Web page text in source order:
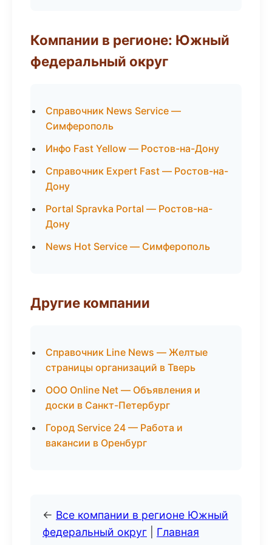
Компании в регионе: Южный
федеральный округ
Справочник News Service —
Симферополь
Инфо Fast Yellow — Ростов-на-Дону
Справочник Expert Fast — Ростов-на-
Дону
Portal Spravka Portal — Ростов-на-
Дону
News Hot Service — Симферополь
Другие компании
Справочник Line News — Желтые
страницы организаций в Тверь
ООО Online Net — Объявления и
доски в Санкт-Петербург
Город Service 24 — Работа и
вакансии в Оренбург
← Все компании в регионе Южный
федеральный округ
Главная